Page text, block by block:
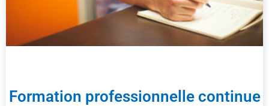
Formation professionnelle continue